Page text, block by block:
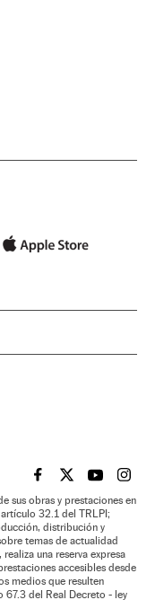
EL PAÍS BRASIL EN
EL PAÍSEL PAÍS
EL
sus obras y prestaciones en
32.1 del TRLPI;
distribución y
temas de actualidad
una reserva expresa
accesibles desde
medios que resulten
del Real Decreto - ley